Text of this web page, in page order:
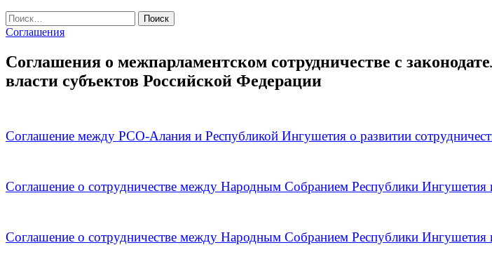
Найти:
Соглашения
Соглашения о межпарламентском сотрудничестве с
власти субъектов Российской Федерации
Соглашение между РСО-Алания и Республикой Ингушетия о развитии
Соглашение о сотрудничестве между Народным Собранием Республики Ингушетия
Соглашение о сотрудничестве между Народным Собранием Республики